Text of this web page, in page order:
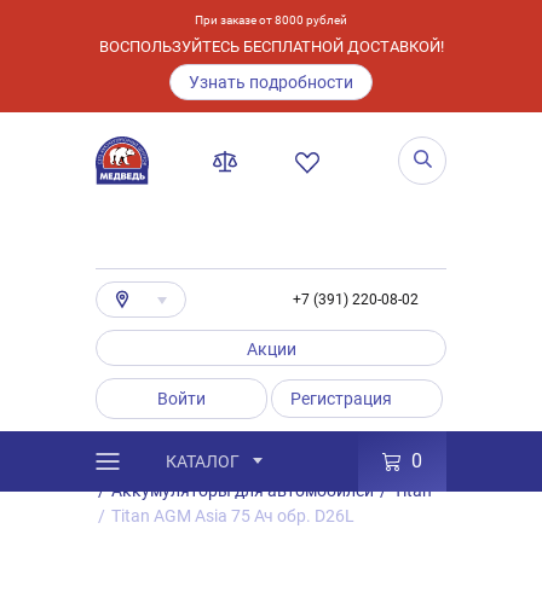
При заказе от 8000 рублей
ВОСПОЛЬЗУЙТЕСЬ БЕСПЛАТНОЙ ДОСТАВКОЙ!
Узнать подробности
+7 (391) 220-08-02
Акции
Войти Регистрация
КАТАЛОГ 0
Каталог / Товары
Аккумуляторы
/ Аккумуляторы для автомобилей / Titan
/ Titan AGM Asia 75 Ач обр. D26L